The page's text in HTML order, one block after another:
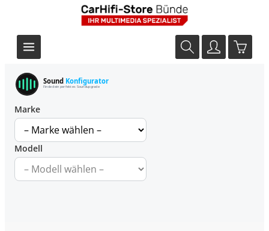
Sound Konfigurator
Finde dein perfektes Soundupgrade
Marke
Modell